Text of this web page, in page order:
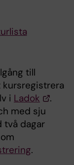
till
i Ladok
.
med sju
två dagar
.